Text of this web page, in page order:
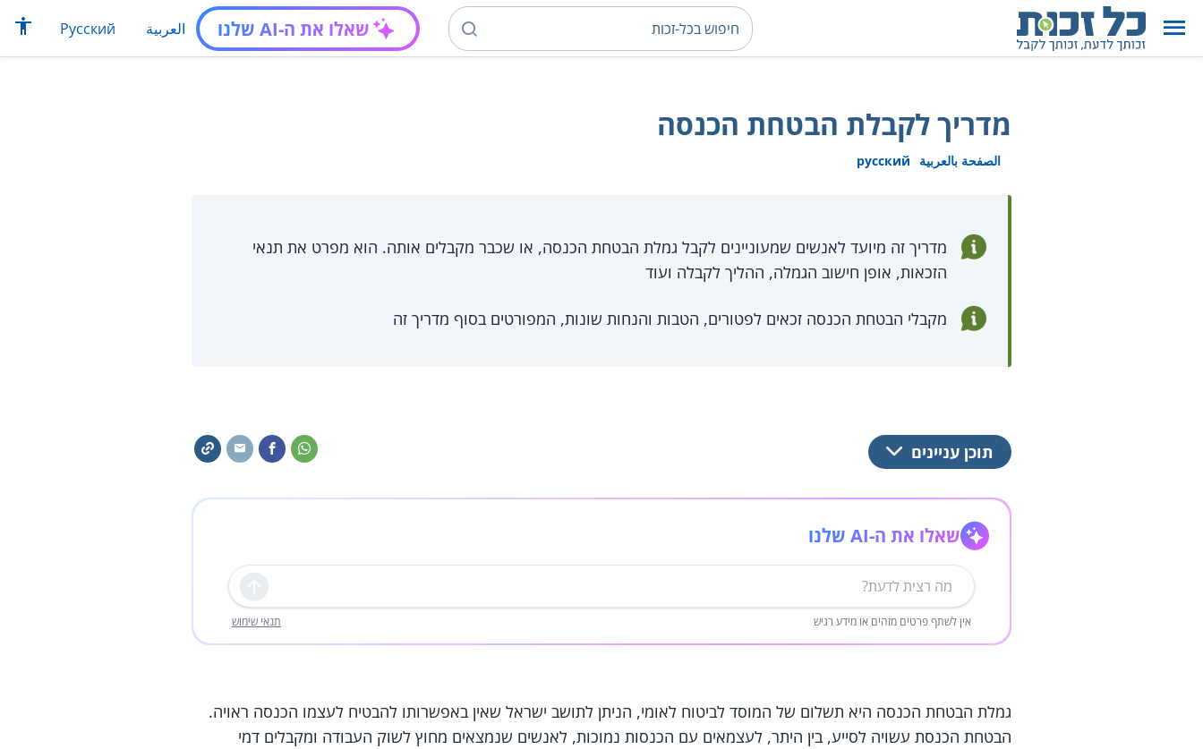
שאלו את ה-AI שלנו العربية Русский
מדריך לקבלת הבטחת הכנסה
الصفحة بالعربية русский
מדריך זה מיועד לאנשים שמעוניינים לקבל גמלת הבטחת הכנסה, או שכבר מקבלים אותה. הוא מפרט את תנאי
הזכאות, אופן חישוב הגמלה, ההליך לקבלה ועוד
מקבלי הבטחת הכנסה זכאים לפטורים, הטבות והנחות שונות, המפורטים בסוף מדריך זה
תוכן עניינים
שאלו את ה-AI שלנו
שליחה
אין לשתף פרטים מזהים או מידע רגיש תנאי שימוש
גמלת הבטחת הכנסה היא תשלום של המוסד לביטוח לאומי, הניתן לתושב ישראל שאין באפשרותו להבטיח לעצמו הכנסה ראויה.
הבטחת הכנסת עשויה לסייע, בין היתר, לעצמאים עם הכנסות נמוכות, לאנשים שנמצאים מחוץ לשוק העבודה ומקבלים דמי